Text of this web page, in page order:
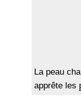
La peau
apprête les